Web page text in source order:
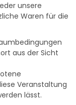
unsere
Waren für die
aus der Sicht
Veranstaltung
lässt.